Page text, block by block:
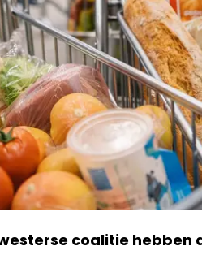
coalitie hebben